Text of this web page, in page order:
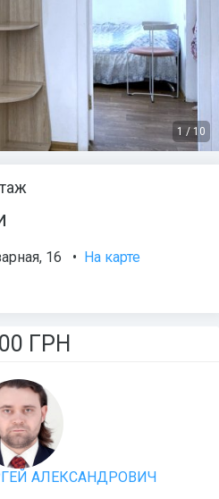
1 / 10
, 16 • На карте
ГРН
АЛЕКСАНДРОВИЧ